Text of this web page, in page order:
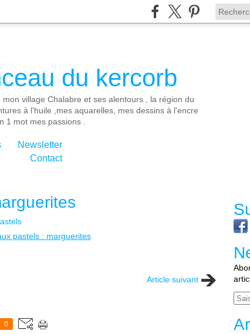
du kercorb
mon village Chalabre et ses alentours , la région du
à l'huile ,mes aquarelles, mes dessins à l'encre
1 mot mes passions .
Newsletter
Contact
Article suivant
0